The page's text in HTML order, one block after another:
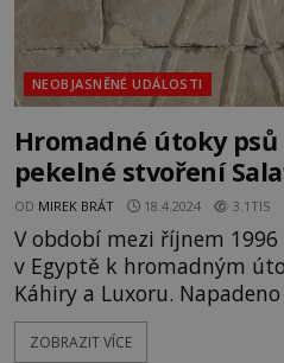
NEOBJASNĚNÉ UDÁLOSTI
Hromadné útoky
pekelné stvoření
OD MIREK BRÁT 18.4.2024 3.1TIS
V období mezi říjnem
v Egyptě k hromadným
Káhiry a Luxoru.
lidí. Útoky měly i tragickou
Měli pravdu ti, kteří
ZOBRAZIT VÍCE